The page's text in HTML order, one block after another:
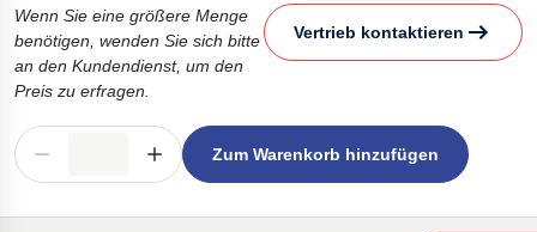
Wenn Sie eine größere Menge
benötigen, wenden Sie sich bitte
an den Kundendienst, um den
Preis zu erfragen.
Vertrieb kontaktieren
Zum Warenkorb hinzufügen